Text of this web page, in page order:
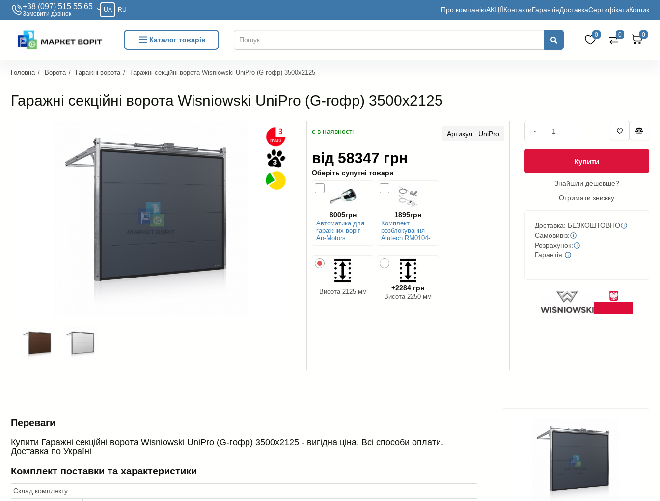
+38 (097) 515 55 65
Замовити дзвiнок
UA RU Про компаніюАКЦІЇКонтактиГарантіяДоставкаСертифікатиКошик
Каталог товарів
0 0 0
Головна Ворота Гаражні ворота Гаражні секційні ворота Wisniowski UniPro (G-гофр) 3500x2125
Гаражні секційні ворота Wisniowski UniPro (G-гофр) 3500x2125
є в наявності Артикул: UniPro
від 58347 грн
Оберіть супутні товари
Автоматика для
гаражних воріт
An-Motors
ASG600/3KIT-L
8005грн
Комплект
розблокування
Alutech RM0104-
4500
1895грн
Висота 2125 мм +2284 грн
Висота 2250 мм
- +
Купити
Знайшли дешевше?
Отримати знижку
Доставка: БЕЗКОШТОВНО
Самовивіз:
Розрахунок:
Гарантія:
Переваги
Купити Гаражні секційні ворота Wisniowski UniPro (G-гофр) 3500x2125 - вигідна ціна. Всі способи оплати.
Доставка по Україні
Комплект поставки та характеристики
Склад комплекту